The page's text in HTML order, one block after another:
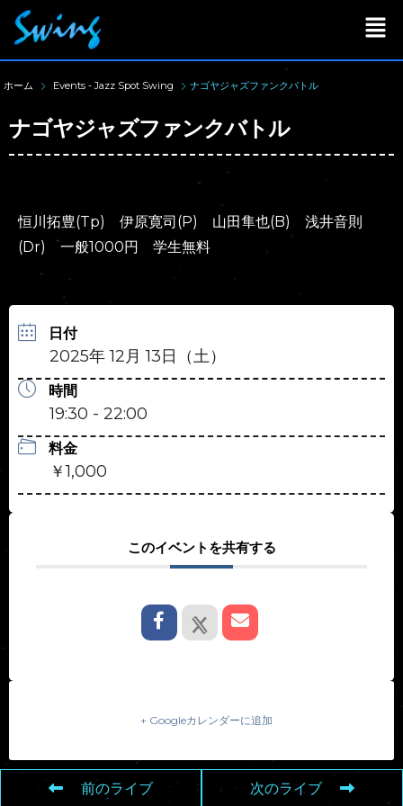
ホーム Events - Jazz Spot Swing ナゴヤジャズファンクバトル
ナゴヤジャズファンクバトル
恒川拓豊(Tp) 伊原寛司(P) 山田隼也(B) 浅井音則
(Dr) 一般1000円 学生無料
日付
2025年 12月 13日（土）
時間
19:30 - 22:00
料金
￥1,000
このイベントを共有する
+ Googleカレンダーに追加
前のライブ 次のライブ